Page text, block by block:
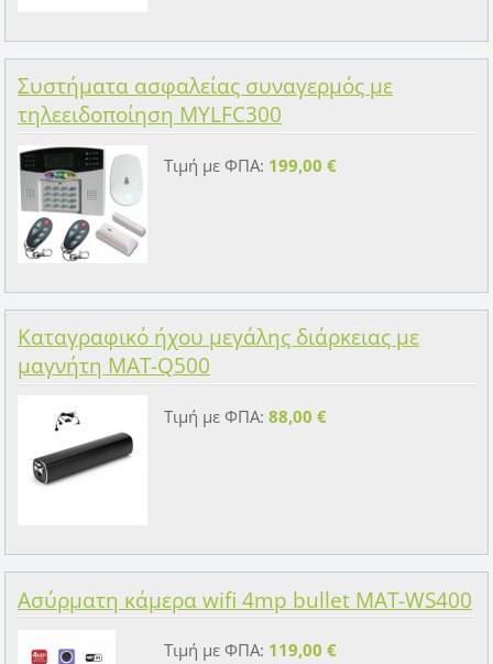
Συστήματα ασφαλείας συναγερμός με
τηλεειδοποίηση ΜYLFC300
Τιμή με ΦΠΑ: 199,00 €
Καταγραφικό ήχου μεγάλης διάρκειας με
μαγνήτη MAT-Q500
Τιμή με ΦΠΑ: 88,00 €
Ασύρματη κάμερα wifi 4mp bullet MAT-WS400
Τιμή με ΦΠΑ: 119,00 €